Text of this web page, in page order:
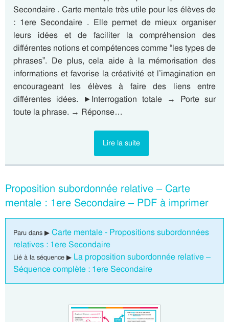
Secondaire . Carte mentale très utile pour les élèves de
: 1ere Secondaire . Elle permet de mieux organiser
leurs idées et de faciliter la compréhension des
différentes notions et compétences comme “les types de
phrases”. De plus, cela aide à la mémorisation des
informations et favorise la créativité et l’imagination en
encourageant les élèves à faire des liens entre
différentes idées. ►Interrogation totale → Porte sur
toute la phrase. → Réponse…
Lire la suite
Proposition subordonnée relative – Carte
mentale : 1ere Secondaire – PDF à imprimer
Paru dans ▶ Carte mentale - Propositions subordonnées
relatives : 1ere Secondaire
Lié à la séquence ▶ La proposition subordonnée relative –
Séquence complète : 1ere Secondaire